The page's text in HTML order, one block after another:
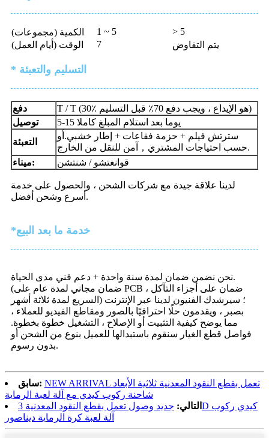
الكمية (مجموعات) 1 ~ 5
> 5
الوقت (أيام العمل)
7 يتم التفاوض
* التسليم والتعبئة
دفع
T / T (30٪ هو الإيداع ، ويجب دفع 70٪ قبل التسليم)
توصيل
5-15 يوما بعد استلام المبلغ كاملا
التعبئة
سترتش فيلم + حزمة فقاعات + إطار خشبي.أو
حسب احتياجات المشتري ，
آمن للنقل من الخارج.
ميناء:
قوانغتشو / شنتشن
لدينا علاقة جيدة مع شركات الشحن ، والحصول على خدمة
أسرع وشحن أفضل.
*خدمة ما بعد البيع
نحن نضمن ضمان لمدة سنة واحدة + دعم فني مدى الحياة.
(ضمان مجاني لمدة عام على PCB ، ضمان على أجزاء التآكل
السريع لمدة ثلاثة أشهر) ؛ سيرشدك الفنيون لدينا عبر الإنترنت
بصبر ، ويقدمون حلًا احترافيًا بالصور ومقاطع الفيديو للعملاء ،
مما يوضح كيفية التثبيت أو الإصلاح ، التشغيل خطوة بخطوة.
فواصل قطع الغيار سنقوم باستبدالها للعميل بنوع من الشحن أو
بدون رسوم.
سابق: NEW ARRIVAL تعمل بقطع النقود المعدنية ثلاثية الأبعاد
شاحنة ركوب كيدي مع آلة لعبة الرماية
التالي:
جديد وصول تعمل بقطع النقود المعدنية 3D كيدي ركوب
آلة لعبة كرة الرماية ديناصور